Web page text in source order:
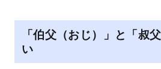
「伯父（おじ）」と「叔
い